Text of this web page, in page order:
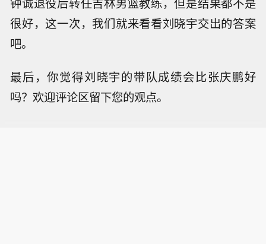
很好，这一次，我们就来看看刘晓宇交出的答案
吧。
最后，你觉得刘晓宇的带队成绩会比张庆鹏好
吗？欢迎评论区留下您的观点。